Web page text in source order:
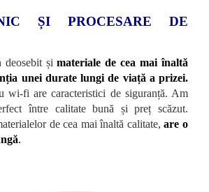
ȘI PROCESARE DE
deosebit șimateriale de cea mai înaltă
unei durate lungi de viață a prizei.
wi-fi are caracteristici de siguranță. Am
între calitate bună și preț scăzut.
de cea mai înaltă calitate,are o
.